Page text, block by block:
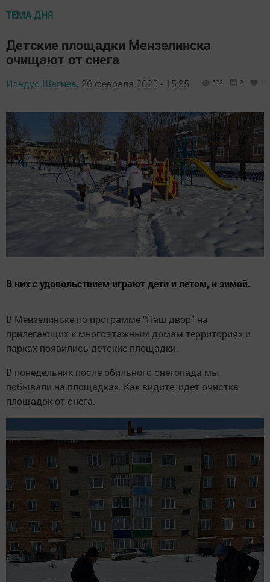
ТЕМА ДНЯ
Детские площадки Мензелинска
очищают от снега
Ильдус Шагиев, 26 февраля 2025 - 15:35 623 0 1
В них с удовольствием играют дети и летом, и зимой.
В Мензелинске по программе “Наш двор” на
прилегающих к многоэтажным домам территориях и
парках появились детские площадки.
В понедельник после обильного снегопада мы
побывали на площадках. Как видите, идет очистка
площадок от снега.